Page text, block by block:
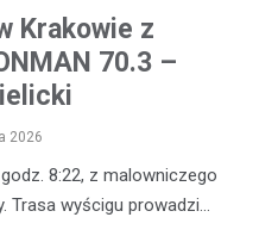
Krakowie z
70.3 –
2026
8:22, z malowniczego
Trasa wyścigu prowadzi…